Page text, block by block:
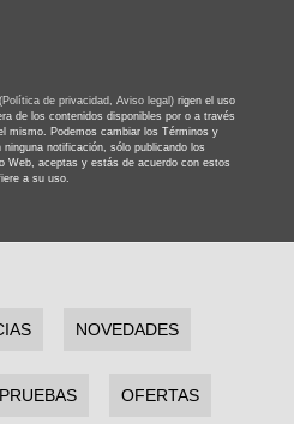
(Política de privacidad, Aviso legal) rigen el uso
de los contenidos disponibles por o a través
mismo. Podemos cambiar los Términos y
notificación, sólo publicando los
Web, aceptas y estás de acuerdo con estos
a su uso.
NOVEDADES
PRUEBAS OFERTAS